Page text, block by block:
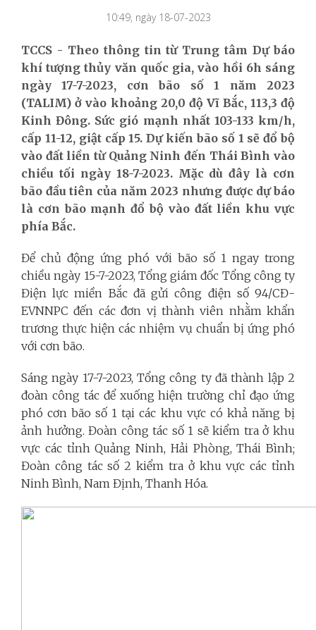
10:49, ngày 18-07-2023
TCCS - Theo thông tin từ Trung tâm Dự báo
khí tượng thủy văn quốc gia, vào hồi 6h sáng
ngày 17-7-2023, cơn bão số 1 năm 2023
(TALIM) ở vào khoảng 20,0 độ Vĩ Bắc, 113,3 độ
Kinh Đông. Sức gió mạnh nhất 103-133 km/h,
cấp 11-12, giật cấp 15. Dự kiến bão số 1 sẽ đổ bộ
vào đất liền từ Quảng Ninh đến Thái Bình vào
chiều tối ngày 18-7-2023. Mặc dù đây là cơn
bão đầu tiên của năm 2023 nhưng được dự báo
là cơn bão mạnh đổ bộ vào đất liền khu vực
phía Bắc.
Để chủ động ứng phó với bão số 1 ngay trong
chiều ngày 15-7-2023, Tổng giám đốc Tổng công ty
Điện lực miền Bắc đã gửi công điện số 94/CĐ-
EVNNPC đến các đơn vị thành viên nhằm khẩn
trương thực hiện các nhiệm vụ chuẩn bị ứng phó
với cơn bão.
Sáng ngày 17-7-2023, Tổng công ty đã thành lập 2
đoàn công tác để xuống hiện trường chỉ đạo ứng
phó cơn bão số 1 tại các khu vực có khả năng bị
ảnh hưởng. Đoàn công tác số 1 sẽ kiểm tra ở khu
vực các tỉnh Quảng Ninh, Hải Phòng, Thái Bình;
Đoàn công tác số 2 kiểm tra ở khu vực các tỉnh
Ninh Bình, Nam Định, Thanh Hóa.